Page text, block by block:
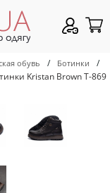
обувь / Ботинки
/
Kristan Brown Т-869